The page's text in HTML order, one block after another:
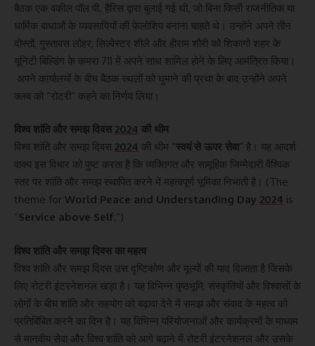
बैठक एक वकील पॉल पी. हैरिस द्वारा बुलाई गई थी, जो बिना किसी राजनीतिक या
धार्मिक बाधाओं के व्यवसायियों की फ़ेलोशिप बनाना चाहते थे। उन्होंने अपने तीन
दोस्तों, गुस्तावस लोहर, सिल्वेस्टर शीले और हीराम शौरी को शिकागो शहर के
यूनिटी बिल्डिंग के कमरा 711 में अपने साथ शामिल होने के लिए आमंत्रित किया।
अपने कार्यालयों के बीच बैठक स्थलों को घुमाने की प्रथा के बाद उन्होंने अपने
क्लब को “रोटरी” कहने का निर्णय लिया।
विश्व शांति और समझ दिवस 2024 की थीम
विश्व शांति और समझ दिवस 2024 की थीम “स्वयं से ऊपर सेवा” है। यह आदर्श
वाक्य इस विचार को पुष्ट करता है कि व्यक्तिगत और सामूहिक जिम्मेदारी वैश्विक
स्तर पर शांति और समझ स्थापित करने में महत्वपूर्ण भूमिका निभाती है। (The
theme for World Peace and Understanding Day 2024 is
“Service above Self.“)
विश्व शांति और समझ दिवस का महत्व
विश्व शांति और समझ दिवस उस दृष्टिकोण और मूल्यों की याद दिलाता है जिसके
लिए रोटरी इंटरनेशनल खड़ा है। यह विभिन्न पृष्ठभूमि, संस्कृतियों और विश्वासों के
लोगों के बीच शांति और सहयोग को बढ़ावा देने में समझ और संवाद के महत्व को
प्रतिबिंबित करने का दिन है। यह विभिन्न परियोजनाओं और कार्यक्रमों के माध्यम
से मानवीय सेवा और विश्व शांति को आगे बढ़ाने में रोटरी इंटरनेशनल और उसके